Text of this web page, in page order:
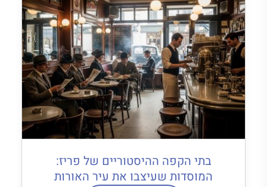
בתי הקפה ההיסטוריים של פריז:
המוסדות שעיצבו את עיר האורות